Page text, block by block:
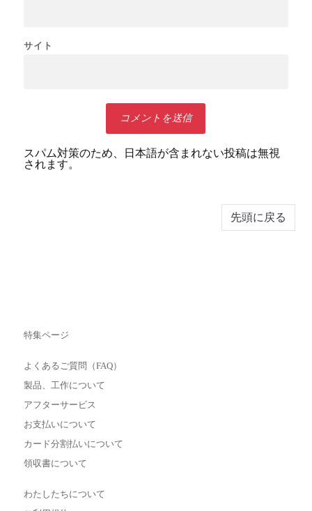
サイト
スパム対策のため、日本語が含まれない投稿は無視
されます。
先頭に戻る
特集ページ
よくあるご質問（FAQ）
製品、工作について
アフターサービス
お支払いについて
カード分割払いについて
領収書について
わたしたちについて